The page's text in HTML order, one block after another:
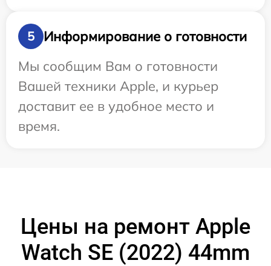
5
Информирование о готовности
Мы сообщим Вам о готовности
Вашей техники Apple, и курьер
доставит ее в удобное место и
время.
Цены на ремонт Apple
Watch SE (2022) 44mm